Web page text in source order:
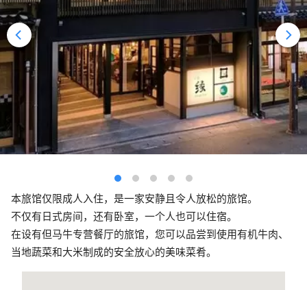
本旅馆仅限成人入住，是一家安静且令人放松的旅馆。
不仅有日式房间，还有卧室，一个人也可以住宿。
在设有但马牛专营餐厅的旅馆，您可以品尝到使用有机牛肉、
当地蔬菜和大米制成的安全放心的美味菜肴。